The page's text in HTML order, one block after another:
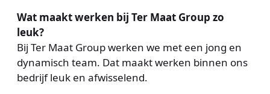
Wat maakt werken bij Ter Maat Group zo
leuk?
Bij Ter Maat Group werken we met een jong en
dynamisch team. Dat maakt werken binnen ons
bedrijf leuk en afwisselend.